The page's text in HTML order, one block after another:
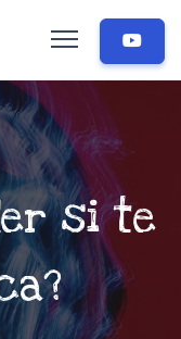
si te